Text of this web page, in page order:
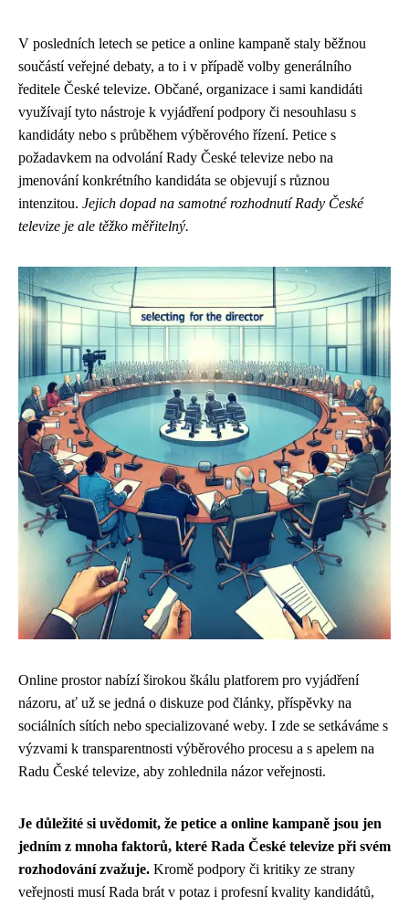
V posledních letech se petice a online kampaně staly běžnou
součástí veřejné debaty, a to i v případě volby generálního
ředitele České televize. Občané, organizace i sami kandidáti
využívají tyto nástroje k vyjádření podpory či nesouhlasu s
kandidáty nebo s průběhem výběrového řízení. Petice s
požadavkem na odvolání Rady České televize nebo na
jmenování konkrétního kandidáta se objevují s různou
intenzitou. Jejich dopad na samotné rozhodnutí Rady České
televize je ale těžko měřitelný.
Online prostor nabízí širokou škálu platforem pro vyjádření
názoru, ať už se jedná o diskuze pod články, příspěvky na
sociálních sítích nebo specializované weby. I zde se setkáváme s
výzvami k transparentnosti výběrového procesu a s apelem na
Radu České televize, aby zohlednila názor veřejnosti.
Je důležité si uvědomit, že petice a online kampaně jsou jen
jedním z mnoha faktorů, které Rada České televize při svém
rozhodování zvažuje. Kromě podpory či kritiky ze strany
veřejnosti musí Rada brát v potaz i profesní kvality kandidátů,